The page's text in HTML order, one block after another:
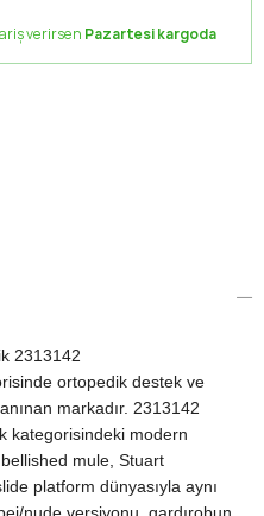
verirsen Pazartesi kargoda
2313142
ortopedik destek ve
markadır. 2313142
kategorisindeki modern
mule, Stuart
platform dünyasıyla aynı